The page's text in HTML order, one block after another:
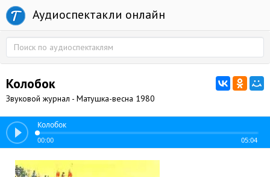
Аудиоспектакли онлайн
Колобок
Звуковой журнал - Матушка-весна 1980
Колобок
00:00 05:04